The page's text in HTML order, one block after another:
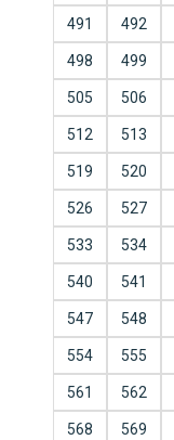
491 492
498 499
505 506
512 513
519 520
526 527
533 534
540 541
547 548
554 555
561 562
568 569